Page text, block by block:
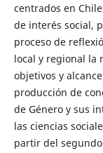
centrados en
de interés social,
proceso de
local y regional la
objetivos y
producción de
de Género y sus
las ciencias
partir del segundo